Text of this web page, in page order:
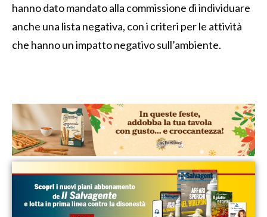
hanno dato mandato alla commissione di individuare
anche una lista negativa, con i criteri per le attività
che hanno un impatto negativo sull’ambiente.